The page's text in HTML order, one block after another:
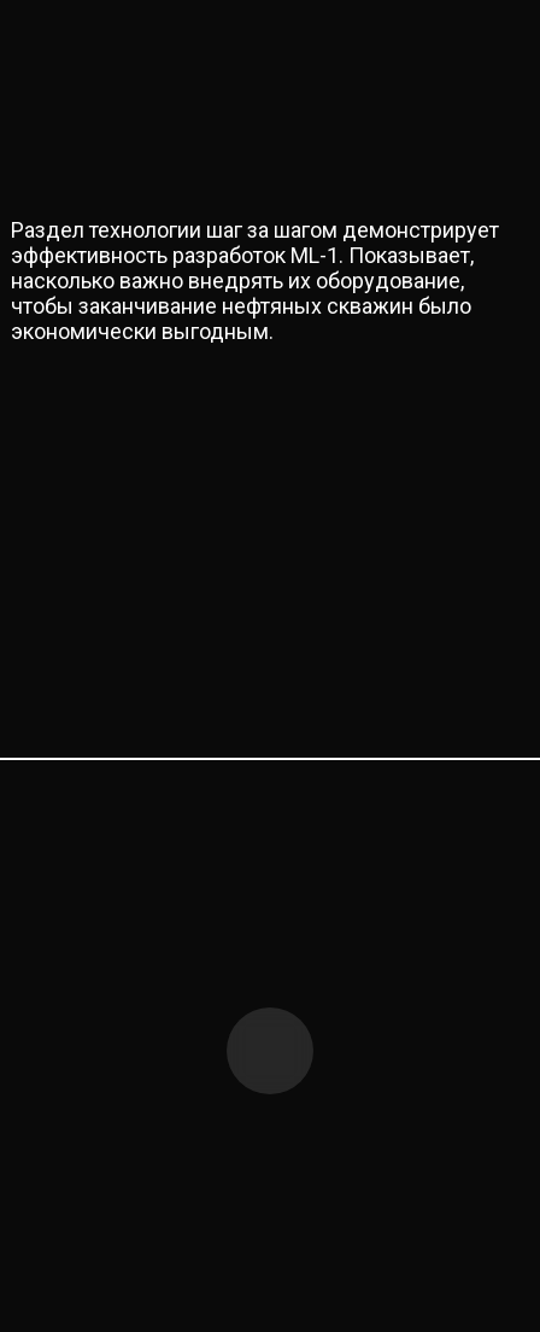
Раздел технологии шаг за шагом демонстрирует
эффективность разработок ML-1. Показывает,
насколько важно внедрять их оборудование,
чтобы заканчивание нефтяных скважин было
экономически выгодным.